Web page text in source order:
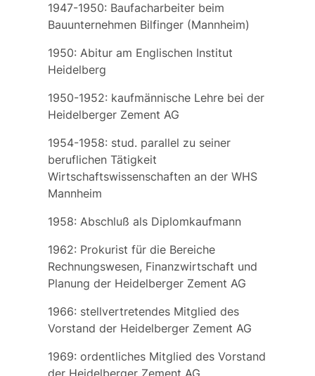
1947-1950: Baufacharbeiter beim
Bauunternehmen Bilfinger (Mannheim)
1950: Abitur am Englischen Institut
Heidelberg
1950-1952: kaufmännische Lehre bei der
Heidelberger Zement AG
1954-1958: stud. parallel zu seiner
beruflichen Tätigkeit
Wirtschaftswissenschaften an der WHS
Mannheim
1958: Abschluß als Diplomkaufmann
1962: Prokurist für die Bereiche
Rechnungswesen, Finanzwirtschaft und
Planung der Heidelberger Zement AG
1966: stellvertretendes Mitglied des
Vorstand der Heidelberger Zement AG
1969: ordentliches Mitglied des Vorstand